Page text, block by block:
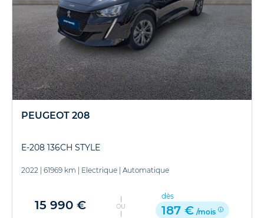
PEUGEOT 208
E-208 136CH STYLE
2022 61969 km Electrique Automatique
15 990 € OU
dès
187 € /mois